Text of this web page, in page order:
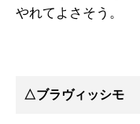
やれてよさそう。
△ブラヴィッシモ